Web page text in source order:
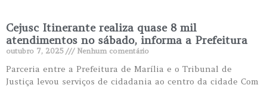
Cejusc Itinerante realiza quase 8 mil
atendimentos no sábado, informa a Prefeitura
outubro 7, 2025 Nenhum comentário
Parceria entre a Prefeitura de Marília e o Tribunal de
Justiça levou serviços de cidadania ao centro da cidade Com